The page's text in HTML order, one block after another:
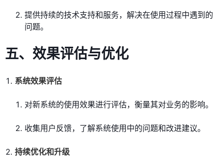
提供持续的技术支持和服务，解决在使用过程中遇到的
问题。
五、效果评估与优化
系统效果评估
对新系统的使用效果进行评估，衡量其对业务的影响。
收集用户反馈，了解系统使用中的问题和改进建议。
持续优化和升级